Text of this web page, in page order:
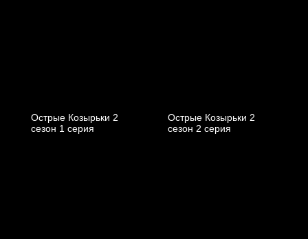
Острые Козырьки 2
cезон 1 cерия
Острые Козырьки 2
cезон 2 cерия